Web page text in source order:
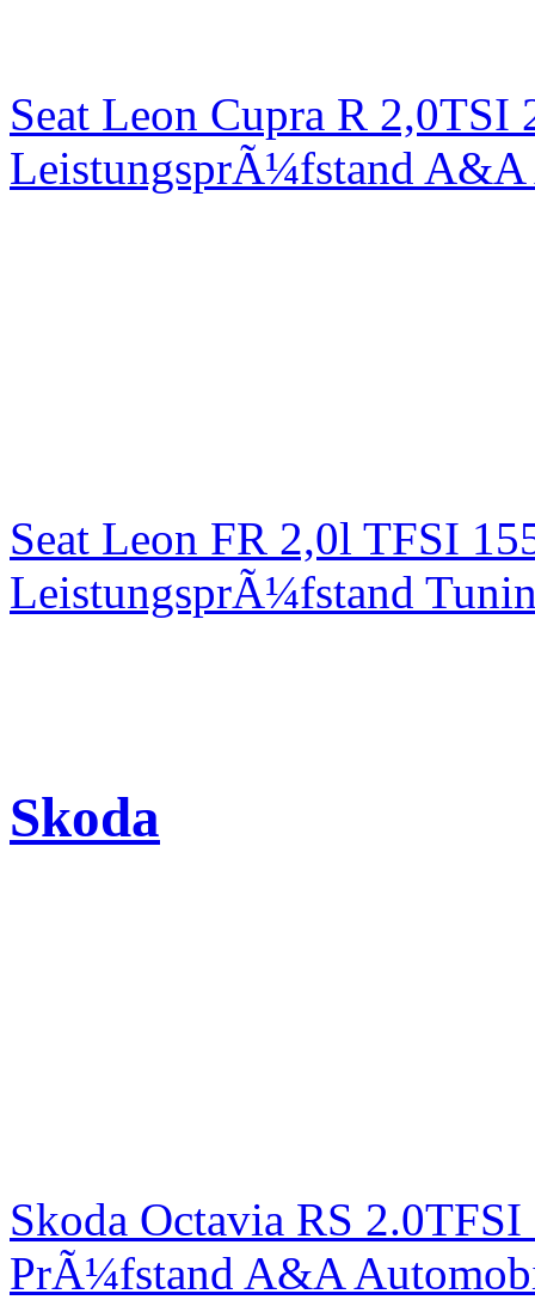
Seat Leon Cupra R
LeistungsprÃ¼fstand
Seat Leon FR 2,0l TFSI
LeistungsprÃ¼fstand
Skoda
Skoda Octavia RS
PrÃ¼fstand A&A